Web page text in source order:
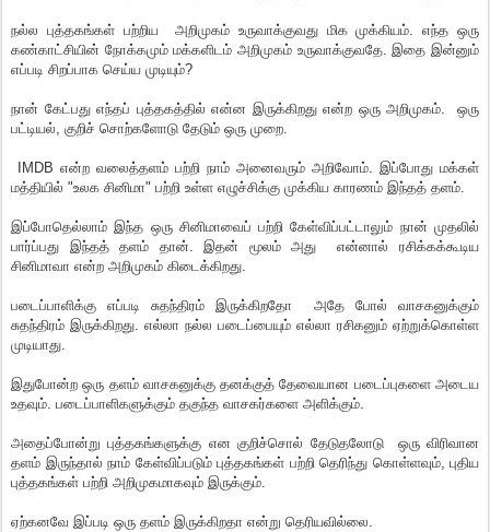
நல்ல புத்தகங்கள் பற்றிய அறிமுகம் உருவாக்குவது மிக முக்கியம். எந்த ஒரு
கண்காட்சியின் நோக்கமும் மக்களிடம் அறிமுகம் உருவாக்குவதே. இதை இன்னும்
எப்படி சிறப்பாக செய்ய முடியும்?
நான் கேட்பது எந்தப் புத்தகத்தில் என்ன இருக்கிறது என்ற ஒரு அறிமுகம். ஒரு
பட்டியல், குறிச் சொற்களோடு தேடும் ஒரு முறை.
IMDB என்ற வலைத்தளம் பற்றி நாம் அனைவரும் அறிவோம். இப்போது மக்கள்
மத்தியில் "உலக சினிமா" பற்றி உள்ள எழுச்சிக்கு முக்கிய காரணம் இந்தத் தளம்.
இப்போதெல்லாம் இந்த ஒரு சினிமாவைப் பற்றி கேள்விப்பட்டாலும் நான் முதலில்
பார்ப்பது இந்தத் தளம் தான். இதன் மூலம் அது என்னால் ரசிக்கக்கூடிய
சினிமாவா என்ற அறிமுகம் கிடைக்கிறது.
படைப்பாளிக்கு எப்படி சுதந்திரம் இருக்கிறதோ அதே போல் வாசகனுக்கும்
சுதந்திரம் இருக்கிறது. எல்லா நல்ல படைப்பையும் எல்லா ரசிகனும் ஏற்றுக்கொள்ள
முடியாது.
இதுபோன்ற ஒரு தளம் வாசகனுக்கு தனக்குத் தேவையான படைப்புகளை அடைய
உதவும். படைப்பாளிகளுக்கும் தகுந்த வாசகர்களை அளிக்கும்.
அதைப்போன்று புத்தகங்களுக்கு என குறிச்சொல் தேடுதலோடு ஒரு விரிவான
தளம் இருந்தால் நாம் கேள்விப்படும் புத்தகங்கள் பற்றி தெரிந்து கொள்ளவும், புதிய
புத்தகங்கள் பற்றி அறிமுகமாகவும் இருக்கும்.
ஏற்கனவே இப்படி ஒரு தளம் இருக்கிறதா என்று தெரியவில்லை.